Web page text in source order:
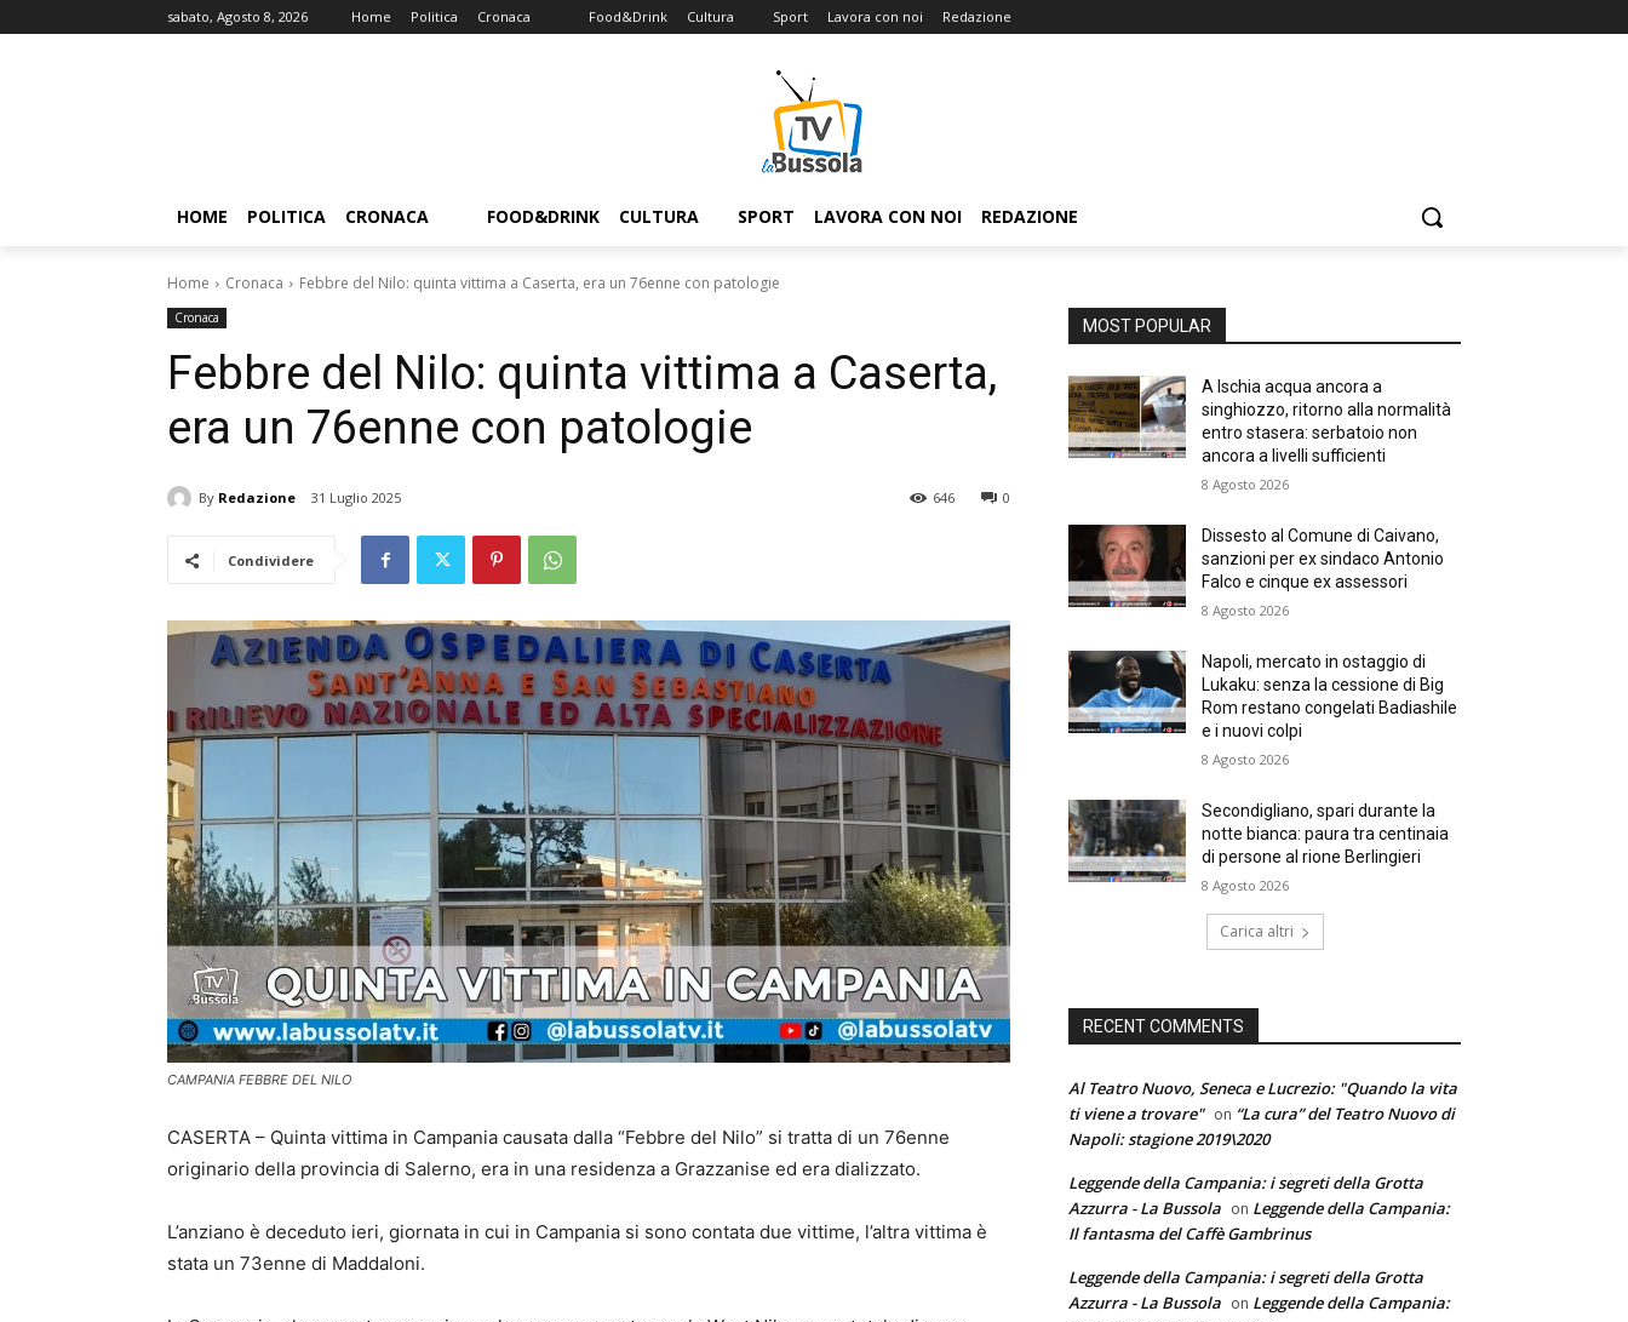
sabato, Agosto 8, 2026 Home Politica Cronaca Food&Drink Cultura Sport Lavora con noi Redazione
HOME POLITICA CRONACA FOOD&DRINK CULTURA SPORT LAVORA CON NOI REDAZIONE
Home Cronaca Febbre del Nilo: quinta vittima a Caserta, era un 76enne con patologie
Cronaca
Febbre del Nilo: quinta vittima a Caserta,
era un 76enne con patologie
By Redazione 31 Luglio 2025 0
646
Condividere
CAMPANIA FEBBRE DEL NILO
CASERTA – Quinta vittima in Campania causata dalla “Febbre del Nilo” si tratta di un 76enne
originario della provincia di Salerno, era in una residenza a Grazzanise ed era dializzato.
L’anziano è deceduto ieri, giornata in cui in Campania si sono contata due vittime, l’altra vittima è
stata un 73enne di Maddaloni.
MOST POPULAR
A Ischia acqua ancora a
singhiozzo, ritorno alla normalità
entro stasera: serbatoio non
ancora a livelli sufficienti
8 Agosto 2026
Dissesto al Comune di Caivano,
sanzioni per ex sindaco Antonio
Falco e cinque ex assessori
8 Agosto 2026
Napoli, mercato in ostaggio di
Lukaku: senza la cessione di Big
Rom restano congelati Badiashile
e i nuovi colpi
8 Agosto 2026
Secondigliano, spari durante la
notte bianca: paura tra centinaia
di persone al rione Berlingieri
8 Agosto 2026
Carica altri
RECENT COMMENTS
Al Teatro Nuovo, Seneca e Lucrezio: "Quando la vita
ti viene a trovare" on “La cura” del Teatro Nuovo di
Napoli: stagione 2019\2020
Leggende della Campania: i segreti della Grotta
Azzurra - La Bussola on Leggende della Campania:
Il fantasma del Caffè Gambrinus
Leggende della Campania: i segreti della Grotta
Azzurra - La Bussola on Leggende della Campania: